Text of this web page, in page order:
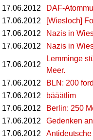
17.06.2012
DAF-
17.06.2012
[Wiesloch]
17.06.2012
Nazis in
17.06.2012 Nazis in
17.06.2012
Lemminge
Meer.
17.06.2012
BLN: 200
17.06.2012
bääätlim
17.06.2012
Berlin: 250
17.06.2012
Gedenken
17.06.2012